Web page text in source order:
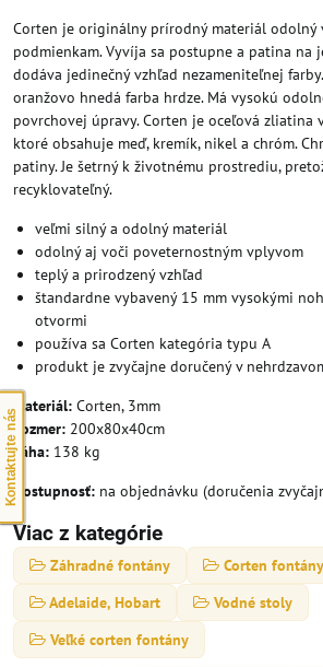
Corten je originálny prírodný materiál odolný
podmienkam. Vyvíja sa postupne a patina na
dodáva jedinečný vzhľad nezameniteľnej
oranžovo hnedá farba hrdze. Má vysokú
povrchovej úpravy. Corten je oceľová zliatina
ktoré obsahuje meď, kremík, nikel a chróm.
patiny. Je šetrný k životnému prostrediu,
recyklovateľný.
veľmi silný a odolný materiál
odolný aj voči poveternostným vplyvom
teplý a prirodzený vzhľad
štandardne vybavený 15 mm vysokými
otvormi
používa sa Corten kategória typu A
produkt je zvyčajne doručený v
Materiál: Corten, 3mm
Rozmer: 200x80x40cm
Váha: 138 kg
Dostupnosť: na objednávku (doručenia
Viac z kategórie
Záhradné fontány
Corten fontány
Adelaide, Hobart
Vodné stoly
Veľké corten fontány
Kontaktujte nás